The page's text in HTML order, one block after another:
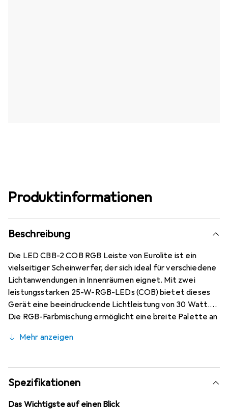
Produktinformationen
Beschreibung
Die LED CBB-2 COB RGB Leiste von Eurolite ist ein
vielseitiger Scheinwerfer, der sich ideal für verschiedene
Lichtanwendungen in Innenräumen eignet. Mit zwei
leistungsstarken 25-W-RGB-LEDs (COB) bietet dieses
Gerät eine beeindruckende Lichtleistung von 30 Watt.
Die RGB-Farbmischung ermöglicht eine breite Palette an
Auto- und Musikmodus ergänzt werden. Die Steuerung
Fernbedienung oder über eine Steuereinheit mit einer 4-
stelligen LED-Anzeige. Die Leiste ist zudem kompatibel
mit dem QuickDMX-System von Eurolite, was eine
drahtlose Steuerung ermöglicht. Die Gerätekühlung
Mehr anzeigen
Spezifikationen
Das Wichtigste auf einen Blick